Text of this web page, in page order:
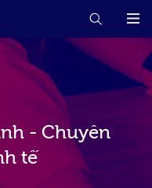
- Chuyên
tế